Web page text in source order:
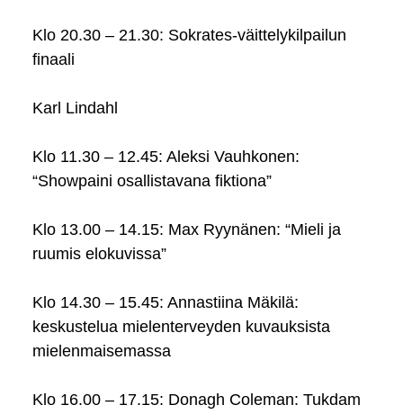
Klo 20.30 – 21.30: Sokrates-väittelykilpailun
finaali
Karl Lindahl
Klo 11.30 – 12.45: Aleksi Vauhkonen:
“Showpaini osallistavana fiktiona”
Klo 13.00 – 14.15: Max Ryynänen: “Mieli ja
ruumis elokuvissa”
Klo 14.30 – 15.45: Annastiina Mäkilä:
keskustelua mielenterveyden kuvauksista
mielenmaisemassa
Klo 16.00 – 17.15: Donagh Coleman: Tukdam